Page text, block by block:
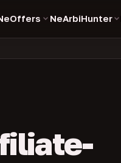
NeArbiHunter